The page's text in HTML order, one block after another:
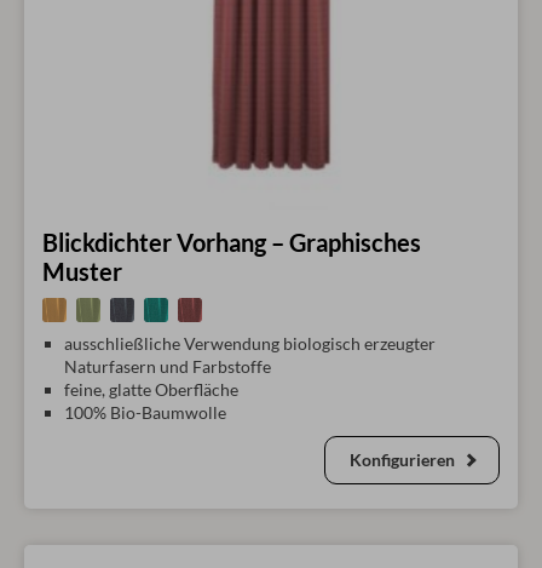
Blickdichter Vorhang – Graphisches
Muster
ausschließliche Verwendung biologisch erzeugter
Naturfasern und Farbstoffe
feine, glatte Oberfläche
100% Bio-Baumwolle